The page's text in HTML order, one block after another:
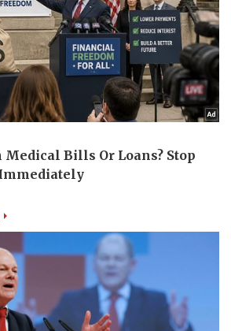
Ô tô - Xe máy
Ô tô
Xe máy
Tư vấn